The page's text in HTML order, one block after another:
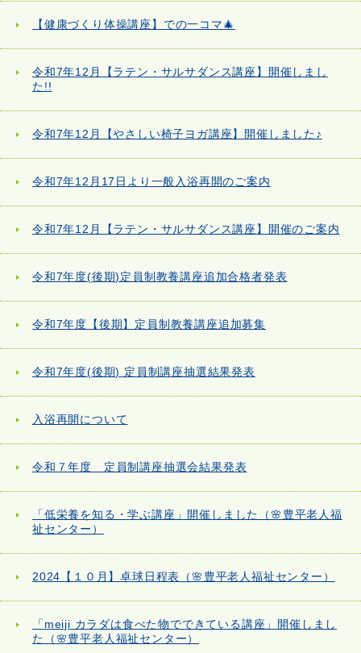
【健康づくり体操講座】での一コマ🎄
令和7年12月【ラテン・サルサダンス講座】開催しまし
た!!
令和7年12月【やさしい椅子ヨガ講座】開催しました♪
令和7年12月17日より一般入浴再開のご案内
令和7年12月【ラテン・サルサダンス講座】開催のご案内
令和7年度(後期)定員制教養講座追加合格者発表
令和7年度【後期】定員制教養講座追加募集
令和7年度(後期) 定員制講座抽選結果発表
入浴再開について
令和７年度 定員制講座抽選会結果発表
「低栄養を知る・学ぶ講座」開催しました（🌸豊平老人福
祉センター）
2024【１０月】卓球日程表（🌸豊平老人福祉センター）
「meiji カラダは食べた物でできている講座」開催しまし
た（🌸豊平老人福祉センター）